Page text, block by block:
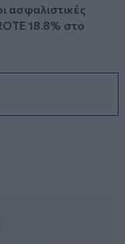
ασφαλιστικές
18.8% στο